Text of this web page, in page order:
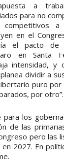
a
para no
competitivos
en el
el pacto de
en Santa
intensidad, y
dividir a
puro por
por otro”.
para los
de las
pero las
2027. En